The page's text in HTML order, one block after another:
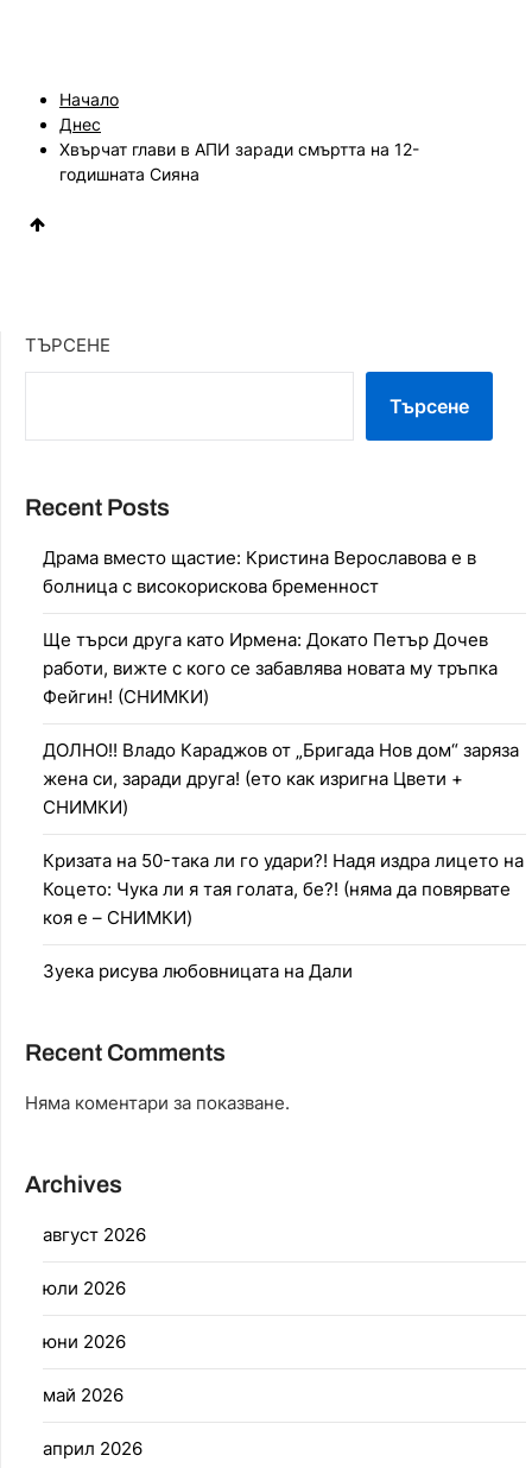
Начало
Днес
Хвърчат глави в АПИ заради смъртта на 12-
годишната Сияна
ТЪРСЕНЕ
Търсене
Recent Posts
Драма вместо щастие: Кристина Верославова е в
болница с високорискова бременност
Ще търси друга като Ирмена: Докато Петър Дочев
работи, вижте с кого се забавлява новата му тръпка
Фейгин! (СНИМКИ)
ДОЛНО!! Владо Караджов от „Бригада Нов дом“ заряза
жена си, заради друга! (ето как изригна Цвети +
СНИМКИ)
Кризата на 50-така ли го удари?! Надя издра лицето на
Коцето: Чука ли я тая голата, бе?! (няма да повярвате
коя е – СНИМКИ)
Зуека рисува любовницата на Дали
Recent Comments
Няма коментари за показване.
Archives
август 2026
юли 2026
юни 2026
май 2026
април 2026